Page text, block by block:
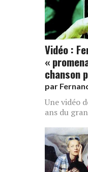
Vidéo :
«
chanson
par
Une vidéo
ans du